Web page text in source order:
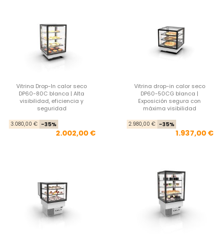
Vitrina Drop-In calor seco
DP60-80C blanca | Alta
visibilidad, eficiencia y
seguridad
Precio base
3.080,00 € -35%
2.002,00 €
Vitrina drop-in calor seco
DP60-50CG blanca |
Exposición segura con
máxima visibilidad
2.980,00 € -35%
1.937,00 €